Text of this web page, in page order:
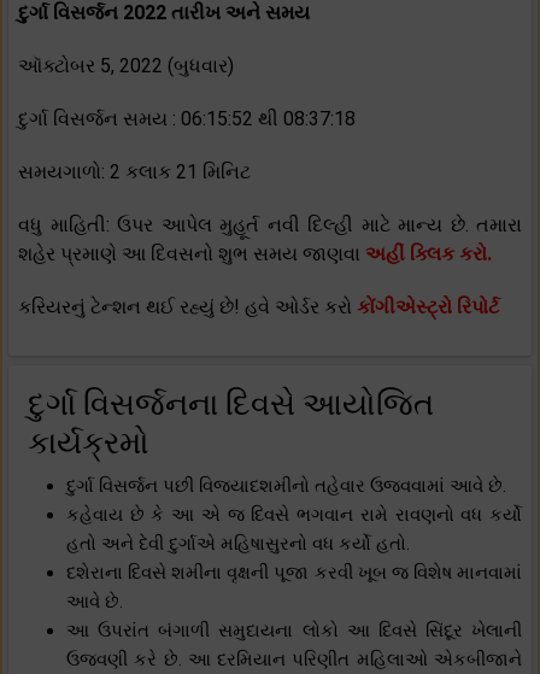
દુર્ગા વિસર્જન 2022 તારીખ અને સમય
ઑક્ટોબર 5, 2022 (બુધવાર)
દુર્ગા વિસર્જન સમય : 06:15:52 થી 08:37:18
સમયગાળો: 2 કલાક 21 મિનિટ
વધુ માહિતી: ઉપર આપેલ મુહૂર્ત નવી દિલ્હી માટે માન્ય છે. તમારા
શહેર પ્રમાણે આ દિવસનો શુભ સમય જાણવા અહીં ક્લિક કરો.
કરિયરનું ટેન્શન થઈ રહ્યું છે! હવે ઓર્ડર કરો કોંગીએસ્ટ્રો રિપોર્ટ
દુર્ગા વિસર્જનના દિવસે આયોજિત
કાર્યક્રમો
દુર્ગા વિસર્જન પછી વિજયાદશમીનો તહેવાર ઉજવવામાં આવે છે.
કહેવાય છે કે આ એ જ દિવસે ભગવાન રામે રાવણનો વધ કર્યો
હતો અને દેવી દુર્ગાએ મહિષાસુરનો વધ કર્યો હતો.
દશેરાના દિવસે શમીના વૃક્ષની પૂજા કરવી ખૂબ જ વિશેષ માનવામાં
આવે છે.
આ ઉપરાંત બંગાળી સમુદાયના લોકો આ દિવસે સિંદૂર ખેલાની
ઉજવણી કરે છે. આ દરમિયાન પરિણીત મહિલાઓ એકબીજાને